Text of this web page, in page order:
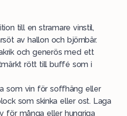
till en stramare vinstil,
av hallon och björnbär.
och generös med ett
rött till buffé som i
som vin för soffhäng eller
som skinka eller ost. Laga
för många eller hungriga